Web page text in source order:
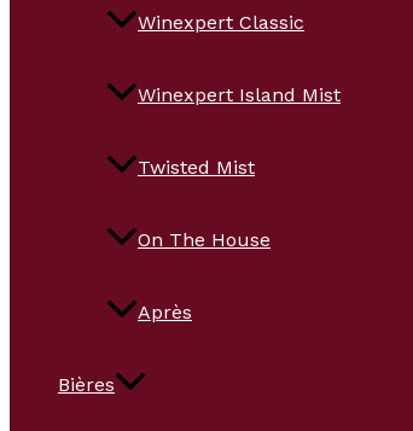
Winexpert Classic
Winexpert Island Mist
Twisted Mist
On The House
Après
Bières